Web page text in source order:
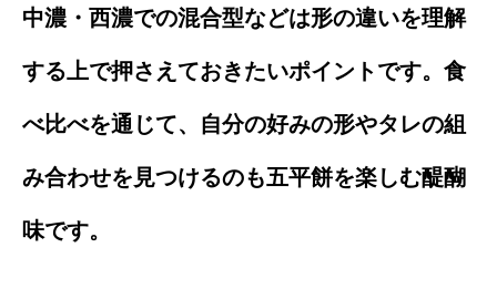
中濃・西濃での混合型などは形の違いを理解
する上で押さえておきたいポイントです。食
べ比べを通じて、自分の好みの形やタレの組
み合わせを見つけるのも五平餅を楽しむ醍醐
味です。